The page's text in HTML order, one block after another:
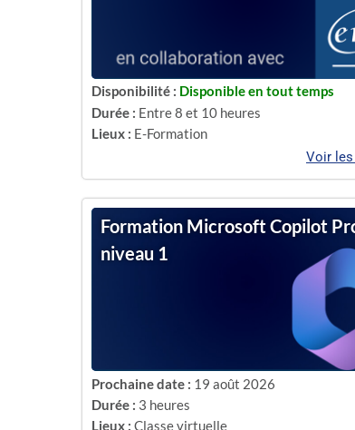
Disponibilité : Disponible en tout temps
Durée : Entre 8 et 10 heures
Lieux : E-Formation
Voir
Formation Microsoft Copilot
niveau 1
Prochaine date : 19 août 2026
Durée : 3 heures
Lieux : Classe virtuelle